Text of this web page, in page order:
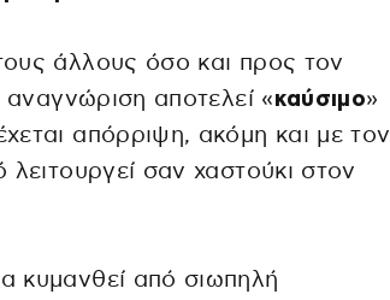
άλλους όσο και προς τον
αναγνώριση αποτελεί «καύσιμο»
απόρριψη, ακόμη και με τον
λειτουργεί σαν χαστούκι στον
κυμανθεί από σιωπηλή